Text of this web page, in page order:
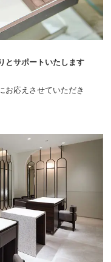
とサポートいたします
お応えさせていただき